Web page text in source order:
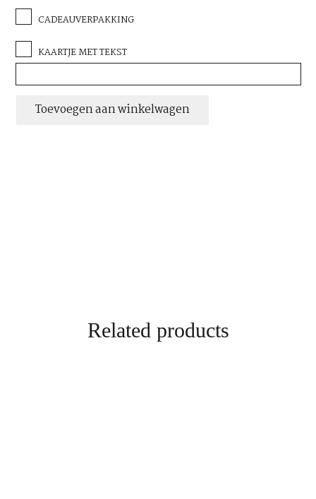
CADEAUVERPAKKING
KAARTJE MET TEKST
parelknoopjes
Toevoegen aan winkelwagen
Related products